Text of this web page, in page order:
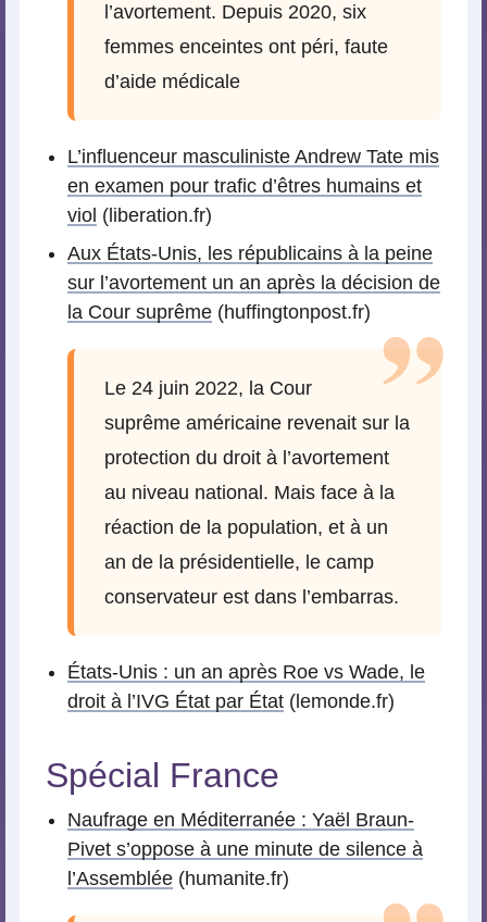
l’avortement. Depuis 2020, six
femmes enceintes ont péri, faute
d’aide médicale
L’influenceur masculiniste Andrew Tate mis
en examen pour trafic d’êtres humains et
viol (liberation.fr)
Aux États-Unis, les républicains à la peine
sur l’avortement un an après la décision de
la Cour suprême (huffingtonpost.fr)
Le 24 juin 2022, la Cour
suprême américaine revenait sur la
protection du droit à l’avortement
au niveau national. Mais face à la
réaction de la population, et à un
an de la présidentielle, le camp
conservateur est dans l’embarras.
États-Unis : un an après Roe vs Wade, le
droit à l’IVG État par État (lemonde.fr)
Spécial France
Naufrage en Méditerranée : Yaël Braun-
Pivet s’oppose à une minute de silence à
l’Assemblée (humanite.fr)